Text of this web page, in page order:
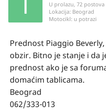
U prolazu, 72 postova
Lokacija: Beograd
Motocikl: u potrazi
Prednost Piaggio
obzir. Bitno je stanje i da
prednost ako je sa
domaćim tablicama.
Beograd
062/333-013